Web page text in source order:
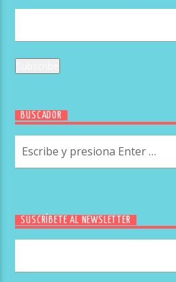
BUSCADOR
SUSCRÍBETE AL NEWSLETTER